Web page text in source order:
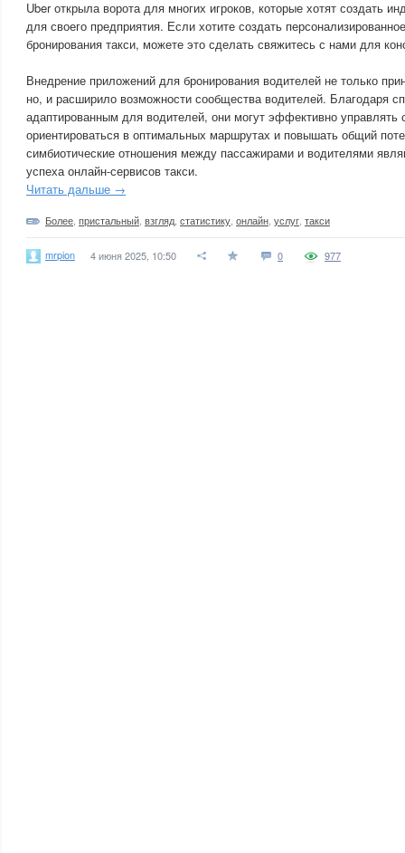
Uber открыла ворота для многих игроков, которые хотят создать
для своего предприятия. Если хотите создать
бронирования такси, можете это сделать свяжитесь с нами для
Внедрение приложений для бронирования водителей не только
но, и расширило возможности сообщества водителей. Благодаря
адаптированным для водителей, они могут эффективно управлять
ориентироваться в оптимальных маршрутах и повышать общий
симбиотические отношения между пассажирами и водителями
успеха онлайн-сервисов такси.
Читать дальше →
Более пристальный взгляд статистику онлайн услуг такси
mrpion 4 июня 2025, 10:50 0 977